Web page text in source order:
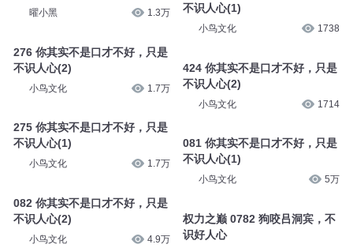
曜小黑 1.3万
276 你其实不是口才不好，只是
不识人心(2)
小鸟文化 1.7万
275 你其实不是口才不好，只是
不识人心(1)
小鸟文化 1.7万
082 你其实不是口才不好，只是
不识人心(2)
小鸟文化 4.9万
不识人心(1)
小鸟文化 1738
424 你其实不是口才不好，只是
不识人心(2)
小鸟文化 1714
081 你其实不是口才不好，只是
不识人心(1)
小鸟文化 5万
权力之巅 0782 狗咬吕洞宾，不
识好人心